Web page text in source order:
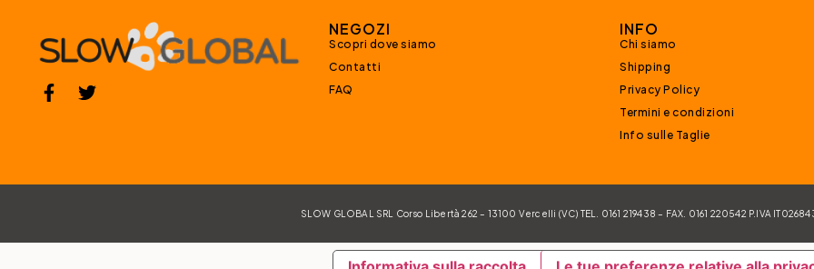
NEGOZI
Scopri dove siamo
Contatti
FAQ
INFO
Chi siamo
Shipping
Privacy Policy
Termini e condizioni
Info sulle Taglie
SLOW GLOBAL SRL Corso Libertà 262 – 13100 Vercelli (VC) TEL. 0161 219438 – FAX. 0161 220542 P.IVA